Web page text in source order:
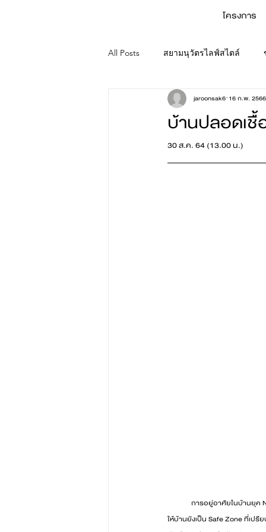
โครงการ
All Posts สยามนุวัตรไลฟ์สไตล์
บ้านปลอดเ
jaroonsak6 16 ก.พ. 2566
30 ส.ค. 64 (13.00 น.)
การอยู่อาศัยในบ้านยุค
ให้บ้านยังเป็น Safe Zone ที่เป